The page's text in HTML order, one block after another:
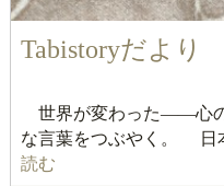
Tabistoryだよ
世界が変わった――心の
な言葉をつぶやく。 日
読む